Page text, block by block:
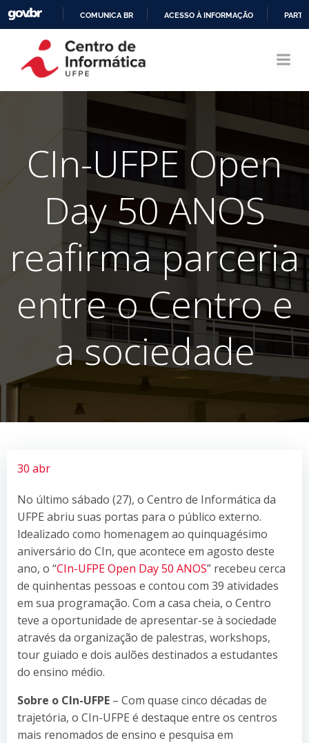
CONTEÚDO
COMUNICA BR ACESSO À INFORMAÇÃO
CIn-UFPE Open
Day 50 ANOS
reafirma parceria
entre o Centro e
a sociedade
30 abr
No último sábado (27), o Centro de Informática da
UFPE abriu suas portas para o público externo.
Idealizado como homenagem ao quinquagésimo
aniversário do CIn, que acontece em agosto deste
ano, o “CIn-UFPE Open Day 50 ANOS” recebeu cerca
de quinhentas pessoas e contou com 39 atividades
em sua programação. Com a casa cheia, o Centro
teve a oportunidade de apresentar-se à sociedade
através da organização de palestras, workshops,
tour guiado e dois aulões destinados a estudantes
do ensino médio.
Sobre o CIn-UFPE – Com quase cinco décadas de
trajetória, o CIn-UFPE é destaque entre os centros
mais renomados de ensino e pesquisa em